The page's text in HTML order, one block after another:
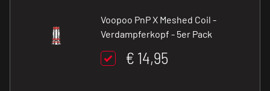
Voopoo PnP X Meshed Coil -
Verdampferkopf - 5er Pack
€ 14,95